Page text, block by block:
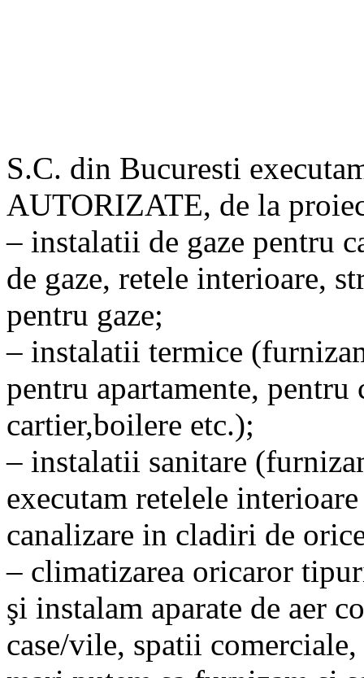
S.C. din Bucuresti
AUTORIZATE, de la
– instalatii de gaze pentru
de gaze, retele interioare,
pentru gaze;
– instalatii termice
pentru apartamente,
cartier,boilere etc.);
– instalatii sanitare
executam retelele
canalizare in cladiri de
– climatizarea oricaror
şi instalam aparate de aer
case/vile, spatii